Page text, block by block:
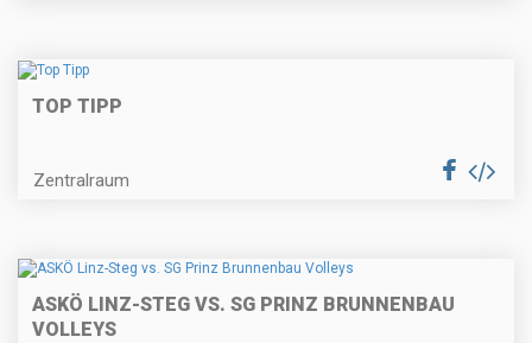
TOP TIPP
Zentralraum
ASKÖ LINZ-STEG VS. SG PRINZ BRUNNENBAU
VOLLEYS